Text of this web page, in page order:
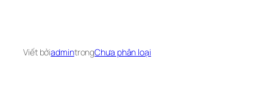
Viết bởiadmintrongChưa phân loại